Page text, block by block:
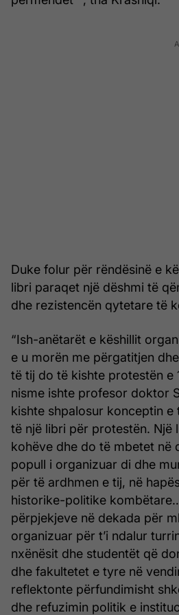
Duke folur për rëndësinë e
libri paraqet një dëshmi të
dhe rezistencën qytetare të
“Ish-anëtarët e këshillit
e u morën me përgatitjen
të tij do të kishte protestën e
nisme ishte profesor doktor
kishte shpalosur konceptin
të një libri për protestën.
kohëve dhe do të mbetet në
popull i organizuar di dhe
për të ardhmen e tij, në
historike-politike
përpjekjeve në dekada për
organizuar për t’i ndalur
nxënësit dhe studentët që
dhe fakultetet e tyre në
reflektonte përfundimisht
dhe refuzimin politik e